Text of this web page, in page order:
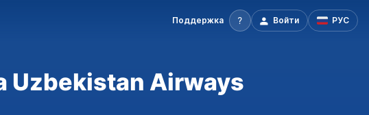
Поддержка Войти РУС
Uzbekistan Airways